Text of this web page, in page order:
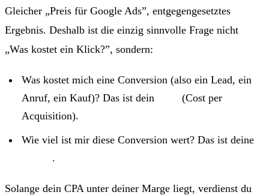
Gleicher „Preis für Google Ads”, entgegengesetztes
Ergebnis. Deshalb ist die einzig sinnvolle Frage nicht
„Was kostet ein Klick?”, sondern:
Was kostet mich eine Conversion (also ein Lead, ein
Anruf, ein Kauf)? Das ist dein
(Cost per
Acquisition).
Wie viel ist mir diese Conversion wert? Das ist deine
.
Solange dein CPA unter deiner Marge liegt, verdienst du